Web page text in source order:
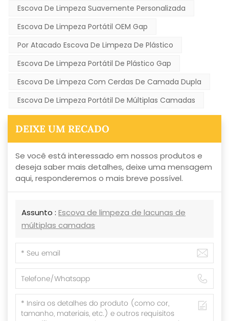
Escova De Limpeza Suavemente Personalizada
Escova De Limpeza Portátil OEM Gap
Por Atacado Escova De Limpeza De Plástico
Escova De Limpeza Portátil De Plástico Gap
Escova De Limpeza Com Cerdas De Camada Dupla
Escova De Limpeza Portátil De Múltiplas Camadas
DEIXE UM RECADO
Se você está interessado em nossos produtos e
deseja saber mais detalhes, deixe uma mensagem
aqui, responderemos o mais breve possível.
Assunto : Escova de limpeza de lacunas de
múltiplas camadas